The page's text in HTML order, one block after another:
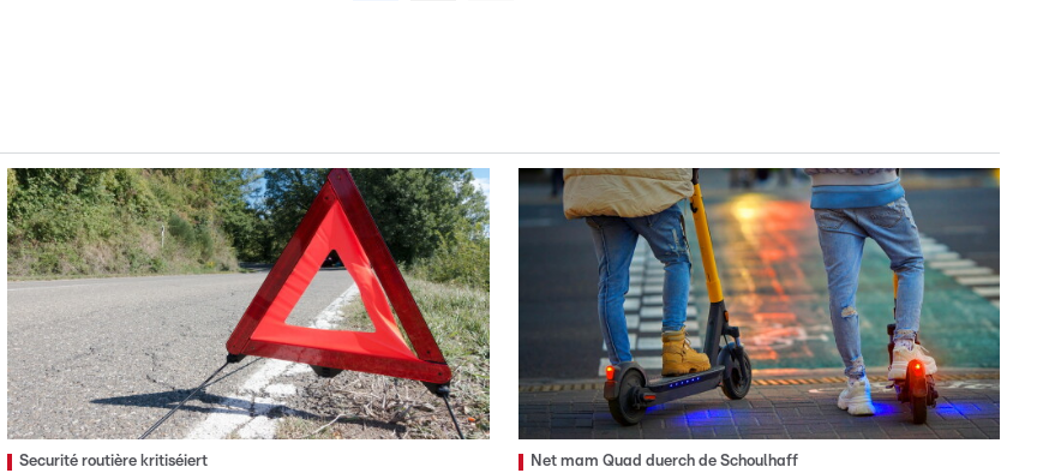
Securité routière kritiséiert Net mam Quad duerch de Schoulhaff